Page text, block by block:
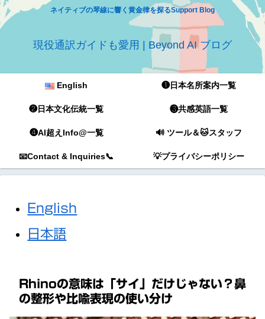
ネイティブの琴線に響く黄金律を探るSupport Blog
現役通訳ガイドも愛用 | Beyond AI ブログ
English ❶日本名所案内一覧
❷日本文化伝統一覧 ❸共感英語一覧
❹AI超えInfo@一覧 🔊 ツール＆🐱スタッフ
📧Contact & Inquiries📞 💡プライバシーポリシー
English
日本語
Rhinoの意味は「サイ」だけじゃない？鼻
の整形や比喩表現の使い分け